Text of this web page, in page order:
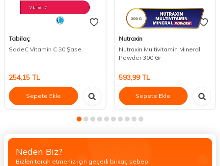
Tabilaç
SadeC Vitamin C 30 Şase
254,15 TL
Sepete Ekle
Nutraxin
Nutraxin Multivitamin Mineral
Powder 300 Gr
593,99TL
Sepete Ekle
Neden Biz?
Bizleri tercih etmeniz için geçerli birkaç sebep.